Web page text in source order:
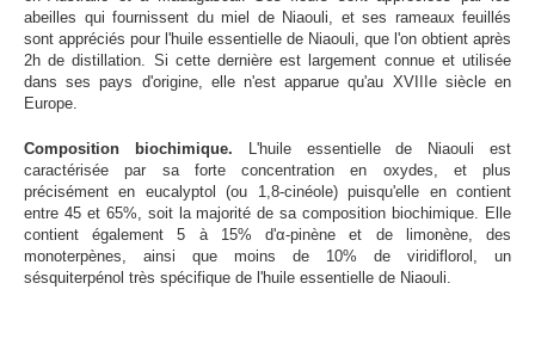
abeilles qui fournissent du miel de Niaouli, et ses rameaux feuillés
sont appréciés pour l'huile essentielle de Niaouli, que l'on obtient après
2h de distillation. Si cette dernière est largement connue et utilisée
dans ses pays d'origine, elle n'est apparue qu'au XVIIIe siècle en
Europe.
Composition biochimique.
L'huile essentielle de Niaouli est
caractérisée par sa forte concentration en oxydes, et plus
précisément en eucalyptol (ou 1,8-cinéole) puisqu'elle en contient
entre 45 et 65%, soit la majorité de sa composition biochimique. Elle
contient également 5 à 15% d'α-pinène et de limonène, des
monoterpènes, ainsi que moins de 10% de viridiflorol, un
sésquiterpénol très spécifique de l'huile essentielle de Niaouli.